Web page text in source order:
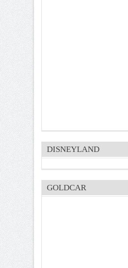
DISNEYLAND
GOLDCAR